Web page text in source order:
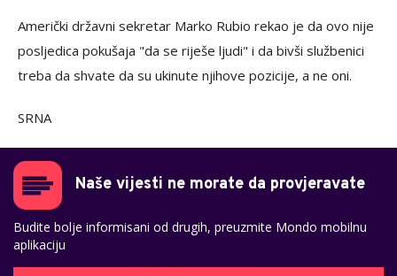
Američki državni sekretar Marko Rubio rekao je da ovo nije
posljedica pokušaja "da se riješe ljudi" i da bivši službenici
treba da shvate da su ukinute njihove pozicije, a ne oni.
SRNA
Naše vijesti ne morate da provjeravate
Budite bolje informisani od drugih, preuzmite Mondo mobilnu
aplikaciju